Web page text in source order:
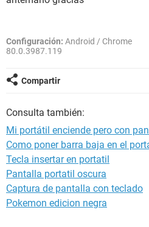
Configuración: Android / Chrome
80.0.3987.119
Compartir
Consulta también:
Mi portátil enciende pero con
Como poner barra baja en el
Tecla insertar en portatil
Pantalla portatil oscura
Captura de pantalla con teclado
Pokemon edicion negra